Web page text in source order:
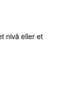
nivå eller et